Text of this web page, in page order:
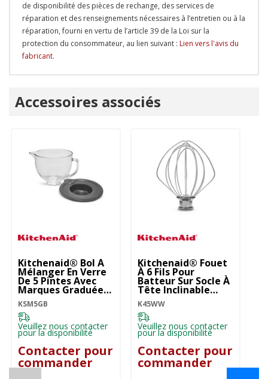
de disponibilité des pièces de rechange, des services de
réparation et des renseignements nécessaires à l’entretien ou à la
réparation, fourni en vertu de l’article 39 de la Loi sur la
protection du consommateur, au lien suivant : Lien vers l'avis du
fabricant.
Accessoires associés
Kitchenaid® Bol À
Mélanger En Verre
De 5 Pintes Avec
Marques Graduées
Et Couvercle Pour
Batteur Sur Socle À
Tête Inclinable
KSM5GB
KSM5GB
Veuillez nous contacter
pour la disponibilité
Contacter pour
commander
Kitchenaid® Fouet
À 6 Fils Pour
Batteur Sur Socle À
Tête Inclinable
K45WW
K45WW
Veuillez nous contacter
pour la disponibilité
Contacter pour
commander